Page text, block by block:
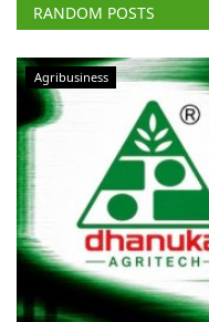
RANDOM POSTS
Agribusiness